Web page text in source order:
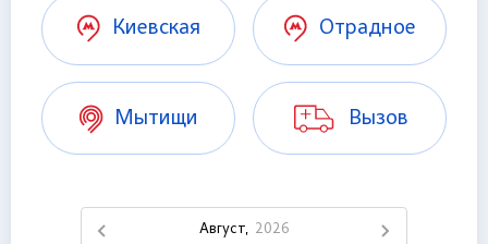
Киевская Отрадное
Мытищи Вызов
Август, 2026